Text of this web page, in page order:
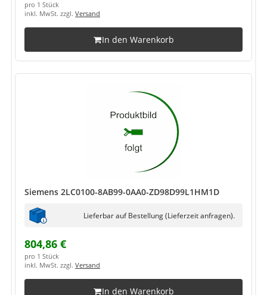
pro 1 Stück
inkl. MwSt. zzgl. Versand
In den Warenkorb
Siemens 2LC0100-8AB99-0AA0-ZD98D99L1HM1D
Lieferbar auf Bestellung (Lieferzeit anfragen).
804,86 €
pro 1 Stück
inkl. MwSt. zzgl. Versand
In den Warenkorb